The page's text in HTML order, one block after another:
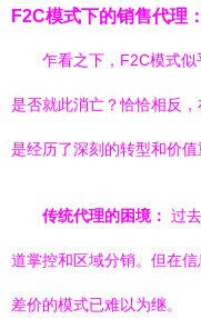
F2C模式下的销售代理
乍看之下，F2C模式似
是否就此消亡？恰恰相反
是经历了深刻的转型和价值
传统代理的困境： 过
道掌控和区域分销。但在
差价的模式已难以为继。